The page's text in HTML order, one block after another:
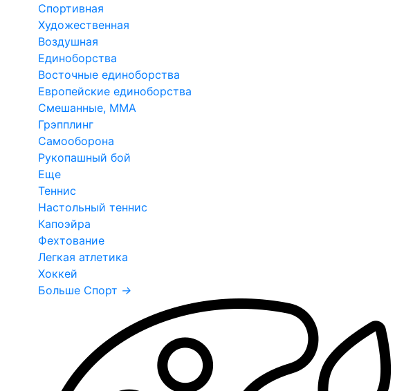
Спортивная
Художественная
Воздушная
Единоборства
Восточные единоборства
Европейские единоборства
Смешанные, ММА
Грэпплинг
Самооборона
Рукопашный бой
Еще
Теннис
Настольный теннис
Капоэйра
Фехтование
Легкая атлетика
Хоккей
Больше Спорт →